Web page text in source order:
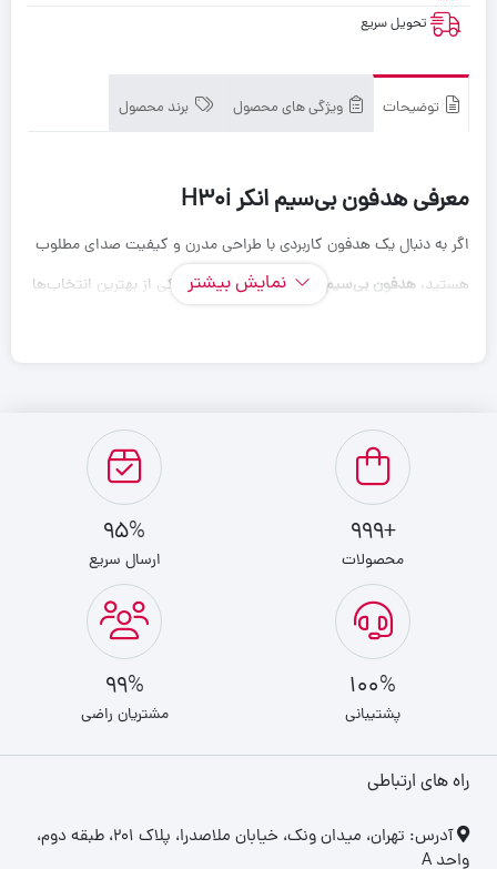
تحویل سریع
توضیحات ویژگی های محصول برند محصول
معرفی هدفون بی‌سیم انکر H30i
اگر به دنبال یک هدفون کاربردی با طراحی مدرن و کیفیت صدای مطلوب
هستید، هدفون بی‌سیم انکر مدلAnker H30i
یکی از بهترین انتخاب‌ها
طراحی و راحتی استفاده
هدفون بی‌سیم انکر مدل Anker H30i با طراحی ارگونومیک و گوشی‌های
نرم، راحتی بالایی را برای استفاده طولانی‌مدت فراهم می‌کند. ساختار
سبک آن سبب می‌شود حتی در جلسات طولانی، تماشای فیلم یا گوش
دادن به موسیقی، خستگی کمتری را تجربه کنید.
کیفیت صدا و اتصال
با پشتیبانی از بلوتوث نسخه 5.3
، این هدفون اتصال پایدارتری نسبت به
بالا امکان‌پذیر است. قابلیت اتصال چندگانه نیز به شما اجازه می‌دهد
نمایش بیشتر
+999
محصولات
95%
ارسال سریع
100%
پشتیبانی
99%
مشتریان راضی
راه های ارتباطی
‎آدرس: تهران، میدان ونک، خیابان ملاصدرا، پلاک ۲۰۱، طبقه دوم،
واحد A